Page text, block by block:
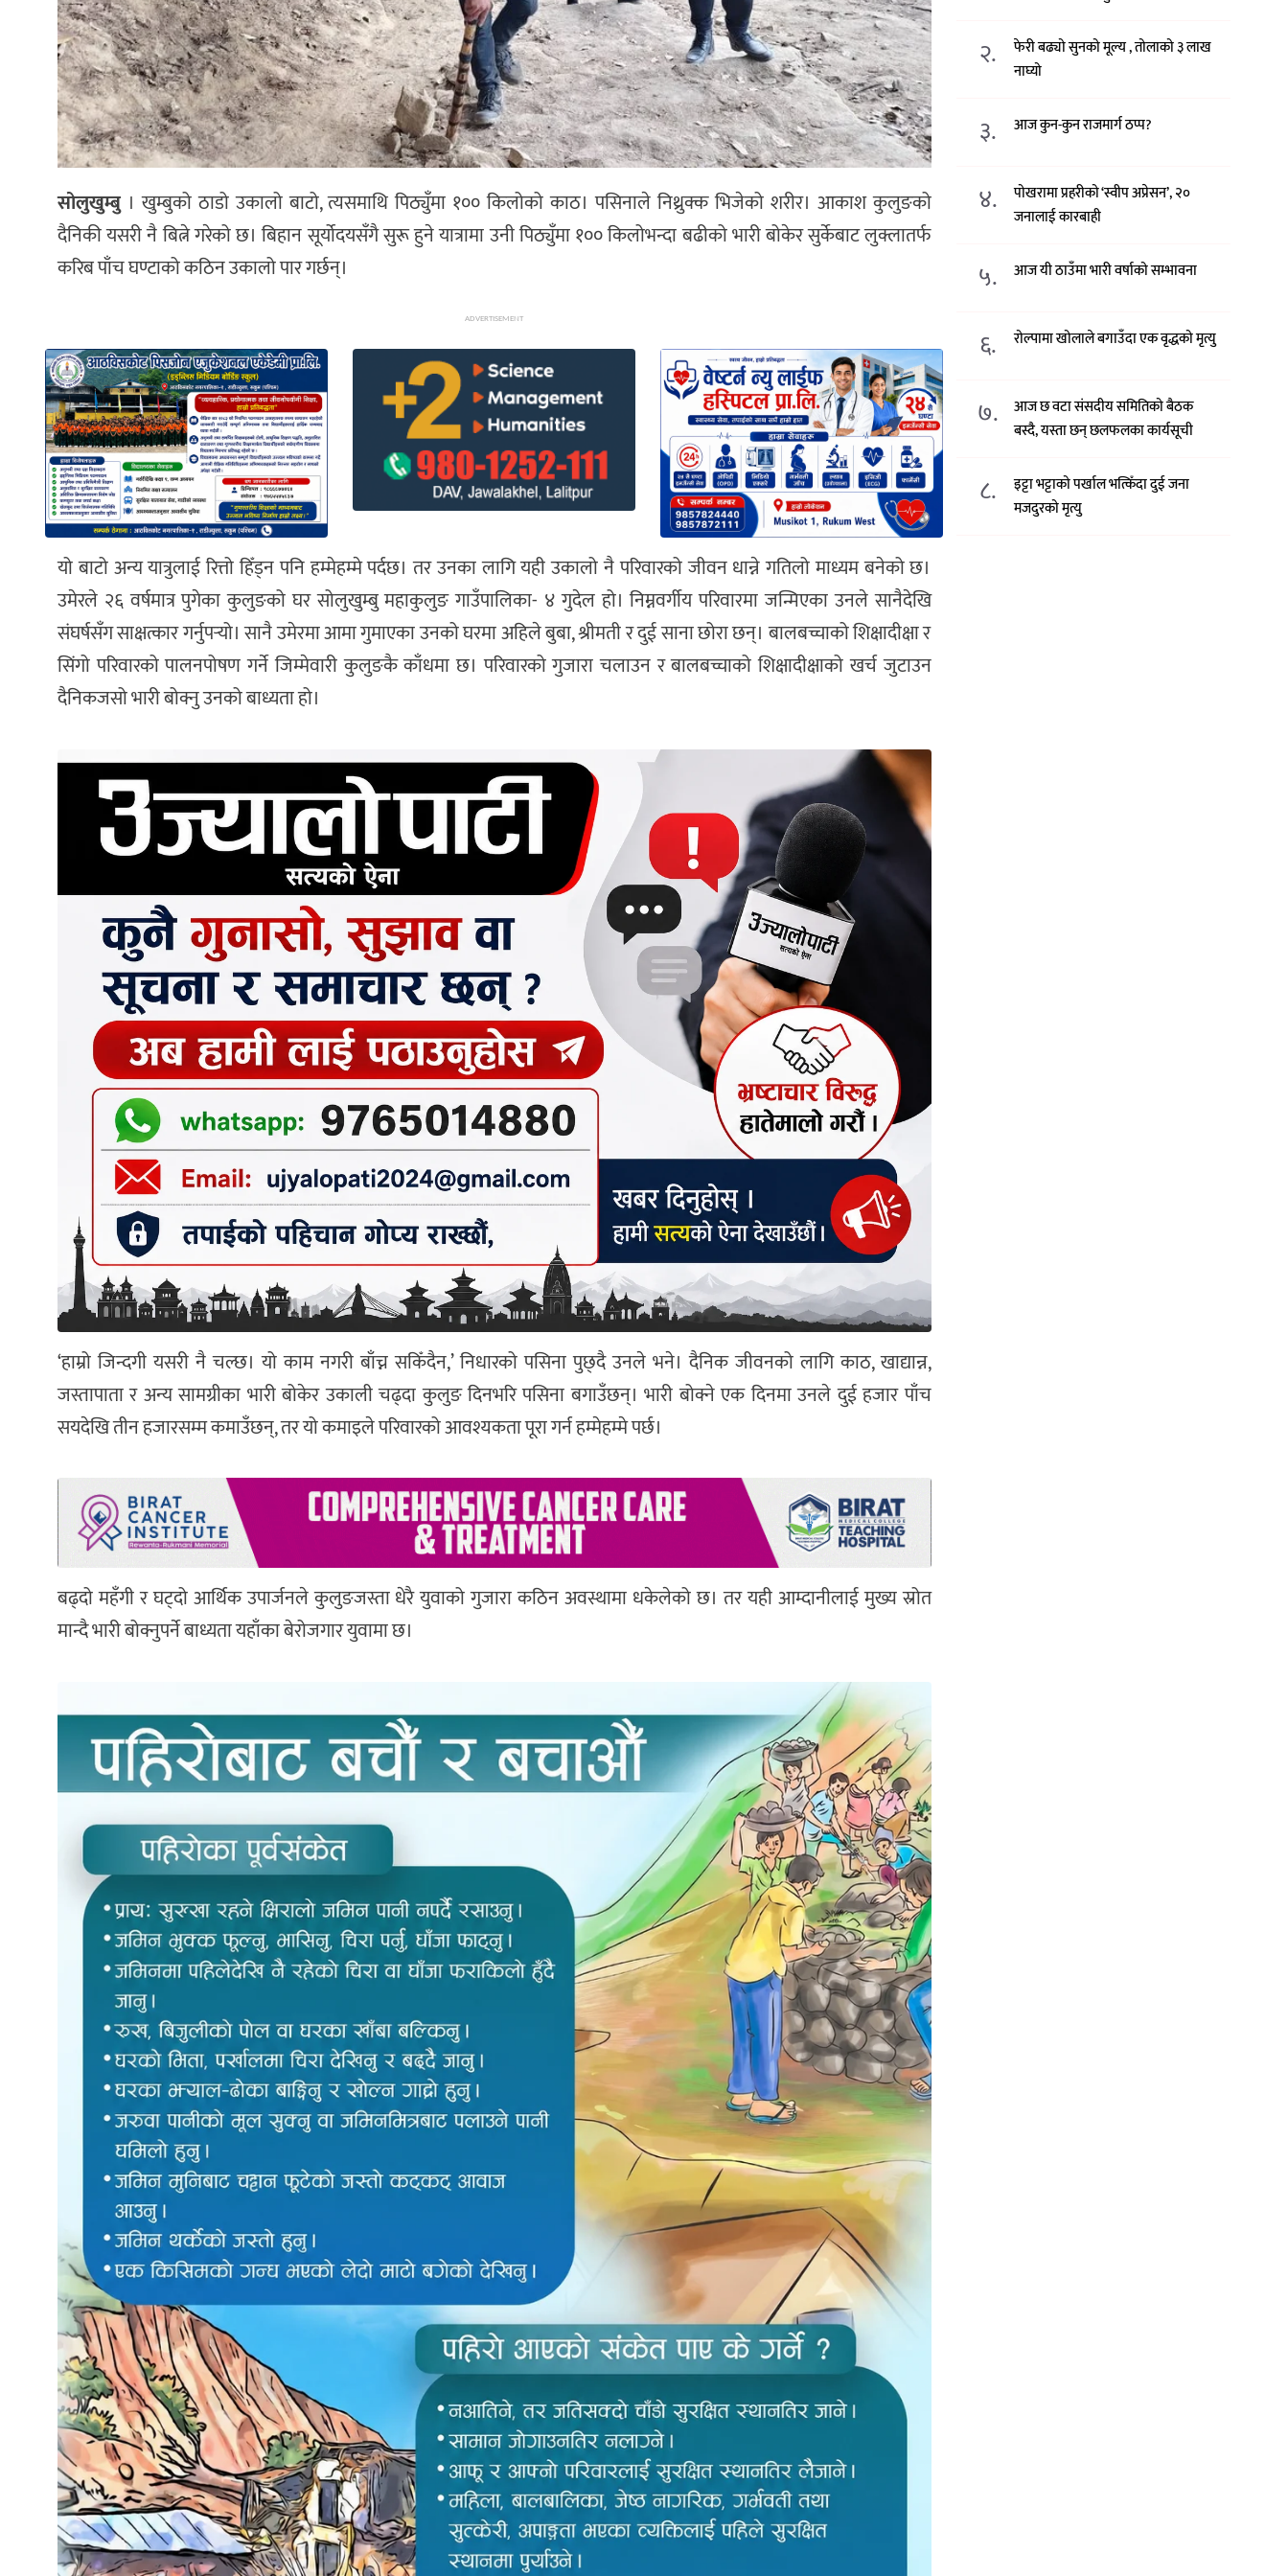
सोलुखुम्बु। खुम्बुको ठाडो उकालो बाटो, त्यसमाथि पिठ्युँमा १०० किलोको काठ। पसिनाले निथ्रुक्क भिजेको शरीर। आकाश कुलुङको
दैनिकी यसरी नै बित्ने गरेको छ। बिहान सूर्योदयसँगै सुरू हुने यात्रामा उनी पिठ्युँमा १०० किलोभन्दा बढीको भारी बोकेर सुर्केबाट लुक्लातर्फ
करिब पाँच घण्टाको कठिन उकालो पार गर्छन्।
ADVERTISEMENT
यो बाटो अन्य यात्रुलाई रित्तो हिँड्न पनि हम्मेहम्मे पर्दछ। तर उनका लागि यही उकालो नै परिवारको जीवन धान्ने गतिलो माध्यम बनेको छ।
उमेरले २६ वर्षमात्र पुगेका कुलुङको घर सोलुखुम्बु महाकुलुङ गाउँपालिका- ४ गुदेल हो। निम्नवर्गीय परिवारमा जन्मिएका उनले सानैदेखि
संघर्षसँग साक्षत्कार गर्नुपर्‍यो। सानै उमेरमा आमा गुमाएका उनको घरमा अहिले बुबा, श्रीमती र दुई साना छोरा छन्। बालबच्चाको शिक्षादीक्षा र
सिंगो परिवारको पालनपोषण गर्ने जिम्मेवारी कुलुङकै काँधमा छ। परिवारको गुजारा चलाउन र बालबच्चाको शिक्षादीक्षाको खर्च जुटाउन
दैनिकजसो भारी बोक्नु उनको बाध्यता हो।
‘हाम्रो जिन्दगी यसरी नै चल्छ। यो काम नगरी बाँच्न सकिँदैन,’ निधारको पसिना पुछ्दै उनले भने। दैनिक जीवनको लागि काठ, खाद्यान्न,
जस्तापाता र अन्य सामग्रीका भारी बोकेर उकाली चढ्दा कुलुङ दिनभरि पसिना बगाउँछन्। भारी बोक्ने एक दिनमा उनले दुई हजार पाँच
सयदेखि तीन हजारसम्म कमाउँछन्, तर यो कमाइले परिवारको आवश्यकता पूरा गर्न हम्मेहम्मे पर्छ।
बढ्दो महँगी र घट्दो आर्थिक उपार्जनले कुलुङजस्ता धेरै युवाको गुजारा कठिन अवस्थामा धकेलेको छ। तर यही आम्दानीलाई मुख्य स्रोत
मान्दै भारी बोक्नुपर्ने बाध्यता यहाँका बेरोजगार युवामा छ।
२.
फेरी बढ्यो सुनको मूल्य , तोलाको ३ लाख
नाघ्यो
३. आज कुन-कुन राजमार्ग ठप्प?
४.
पोखरामा प्रहरीको ‘स्वीप अप्रेसन’, २०
जनालाई कारबाही
५. आज यी ठाउँमा भारी वर्षाको सम्भावना
६. रोल्पामा खोलाले बगाउँदा एक वृद्धको मृत्यु
७.
आज छ वटा संसदीय समितिको बैठक
बस्दै, यस्ता छन् छलफलका कार्यसूची
८.
इट्टा भट्टाको पर्खाल भत्किँदा दुई जना
मजदुरको मृत्यु